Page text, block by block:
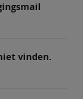
vinden.